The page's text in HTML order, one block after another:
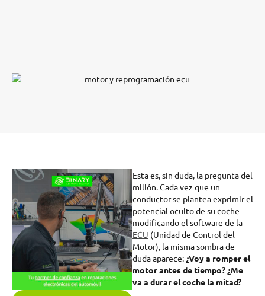
Esta es, sin duda, la pregunta del
millón. Cada vez que un
conductor se plantea exprimir el
potencial oculto de su coche
modificando el software de la
ECU (Unidad de Control del
Motor), la misma sombra de
duda aparece: ¿Voy a romper el
motor antes de tiempo? ¿Me
va a durar el coche la mitad?